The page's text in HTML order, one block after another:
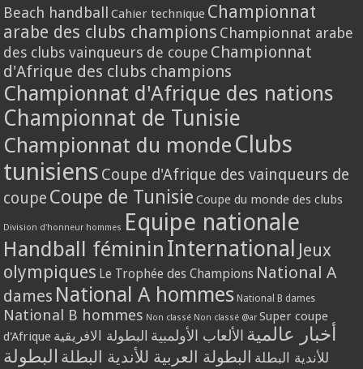
Beach handball Cahier technique Championnat
arabe des clubs champions Championnat arabe
des clubs vainqueurs de coupe Championnat
d'Afrique des clubs champions
Championnat d'Afrique des nations
Championnat de Tunisie
Championnat du monde Clubs
tunisiens Coupe d'Afrique des vainqueurs de
coupe Coupe de Tunisie Coupe du monde des clubs
Division d'honneur hommes Equipe nationale
Handball féminin International Jeux
olympiques Le Trophée des Champions National A
dames National A hommes National B dames
National B hommes Non classé Non classé @ar Super coupe
d'Afrique
أخبار عالمية الألعاب الأولمبية البطولة الافريقية
للأندية البطلة البطولة العربية للأندية البطلة البطولة